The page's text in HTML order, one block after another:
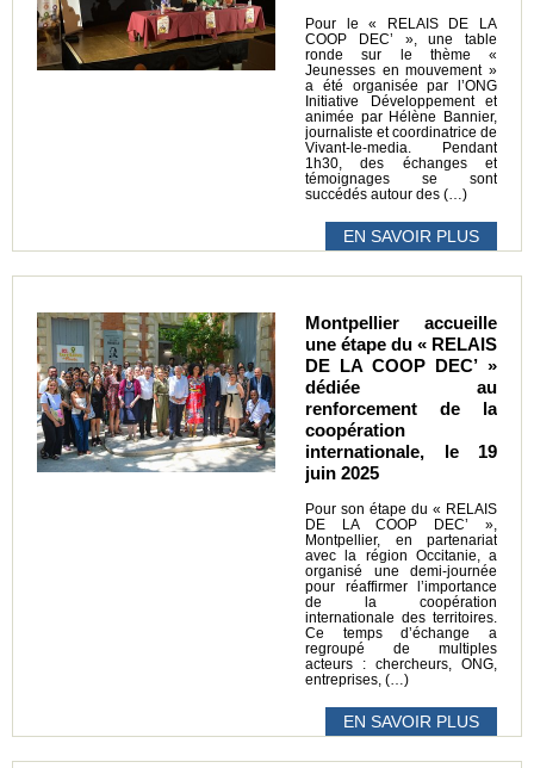
Pour le « RELAIS DE LA
COOP DEC’ », une table
ronde sur le thème «
Jeunesses en mouvement »
a été organisée par l’ONG
Initiative Développement et
animée par Hélène Bannier,
journaliste et coordinatrice de
Vivant-le-media. Pendant
1h30, des échanges et
témoignages se sont
succédés autour des (…)
EN SAVOIR PLUS
Montpellier accueille
une étape du « RELAIS
DE LA COOP DEC’ »
dédiée au
renforcement de la
coopération
internationale, le 19
juin 2025
Pour son étape du « RELAIS
DE LA COOP DEC’ »,
Montpellier, en partenariat
avec la région Occitanie, a
organisé une demi-journée
pour réaffirmer l’importance
de la coopération
internationale des territoires.
Ce temps d’échange a
regroupé de multiples
acteurs : chercheurs, ONG,
entreprises, (…)
EN SAVOIR PLUS